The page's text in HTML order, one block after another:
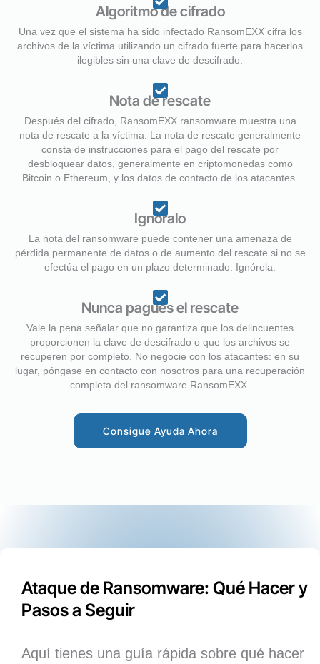
Algoritmo de cifrado
Una vez que el sistema ha sido infectado RansomEXX cifra los
archivos de la víctima utilizando un cifrado fuerte para hacerlos
ilegibles sin una clave de descifrado.
Nota de rescate
Después del cifrado, RansomEXX ransomware muestra una
nota de rescate a la víctima. La nota de rescate generalmente
consta de instrucciones para el pago del rescate por
desbloquear datos, generalmente en criptomonedas como
Bitcoin o Ethereum, y los datos de contacto de los atacantes.
Ignóralo
La nota del ransomware puede contener una amenaza de
pérdida permanente de datos o de aumento del rescate si no se
efectúa el pago en un plazo determinado. Ignórela.
Nunca pagues el rescate
Vale la pena señalar que no garantiza que los delincuentes
proporcionen la clave de descifrado o que los archivos se
recuperen por completo. No negocie con los atacantes: en su
lugar, póngase en contacto con nosotros para una recuperación
completa del ransomware RansomEXX.
Consigue Ayuda Ahora
Ataque de Ransomware: Qué Hacer y
Pasos a Seguir
Aquí tienes una guía rápida sobre qué hacer